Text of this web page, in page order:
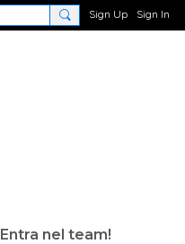
Sign Up Sign In
Entra nel team!